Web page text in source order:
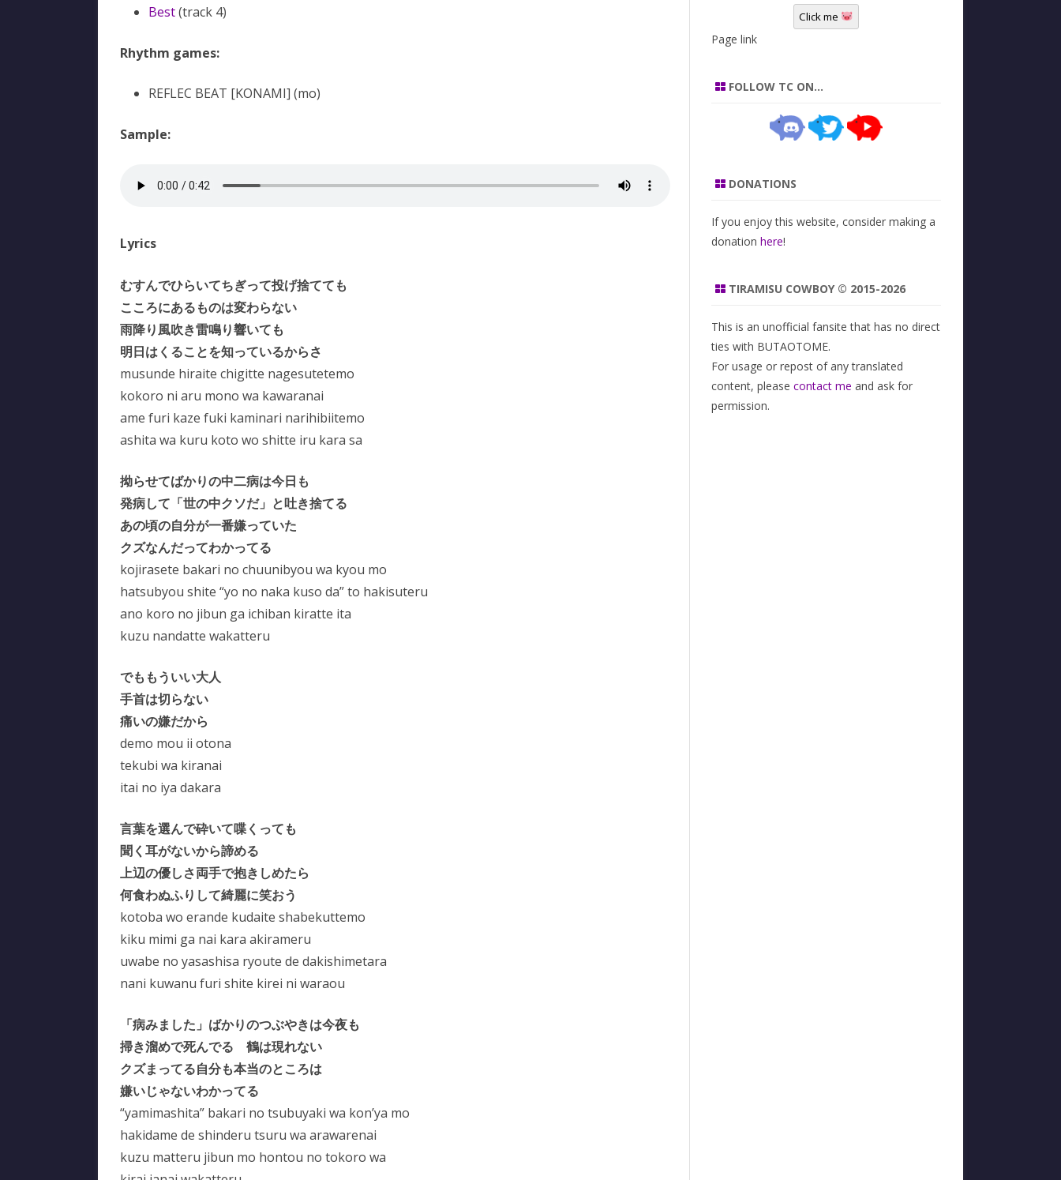
Best(track 4)
Rhythm games:
REFLEC BEAT [KONAMI] (mo)
Sample:
Lyrics
むすんでひらいてちぎって投げ捨てても
こころにあるものは変わらない
雨降り風吹き雷鳴り響いても
明日はくることを知っているからさ
musunde hiraite chigitte nagesutetemo
kokoro ni aru mono wa kawaranai
ame furi kaze fuki kaminari narihibiitemo
ashita wa kuru koto wo shitte iru kara sa
拗らせてばかりの中二病は今日も
発病して「世の中クソだ」と吐き捨てる
あの頃の自分が一番嫌っていた
クズなんだってわかってる
kojirasete bakari no chuunibyou wa kyou mo
hatsubyou shite “yo no naka kuso da” to hakisuteru
ano koro no jibun ga ichiban kiratte ita
kuzu nandatte wakatteru
でももういい大人
手首は切らない
痛いの嫌だから
demo mou ii otona
tekubi wa kiranai
itai no iya dakara
言葉を選んで砕いて喋くっても
聞く耳がないから諦める
上辺の優しさ両手で抱きしめたら
何食わぬふりして綺麗に笑おう
kotoba wo erande kudaite shabekuttemo
kiku mimi ga nai kara akirameru
uwabe no yasashisa ryoute de dakishimetara
nani kuwanu furi shite kirei ni waraou
「病みました」ばかりのつぶやきは今夜も
掃き溜めで死んでる 鶴は現れない
クズまってる自分も本当のところは
嫌いじゃないわかってる
“yamimashita” bakari no tsubuyaki wa kon’ya mo
hakidame de shinderu tsuru wa arawarenai
kuzu matteru jibun mo hontou no tokoro wa
Click me
Page link
FOLLOW TC ON…
DONATIONS
If you enjoy this website, consider making a
donation here!
TIRAMISU COWBOY © 2015-2026
This is an unofficial fansite that has no direct
ties with BUTAOTOME.
For usage or repost of any translated
content, please contact me and ask for
permission.